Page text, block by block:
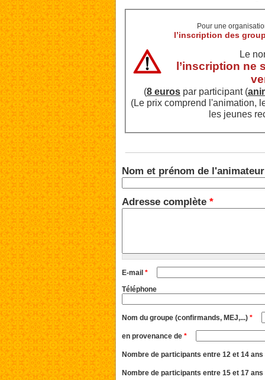
Pour une
l’inscription des
Le
l’inscription ne
(8 euros par participant (
(Le prix comprend l'animation,
les jeunes
Nom et prénom de
Adresse complète *
E-mail *
Téléphone
Nom du groupe (confirmands, MEJ,...) *
en provenance de *
Nombre de participants entre 12 et 14 ans
Nombre de participants entre 15 et 17 ans